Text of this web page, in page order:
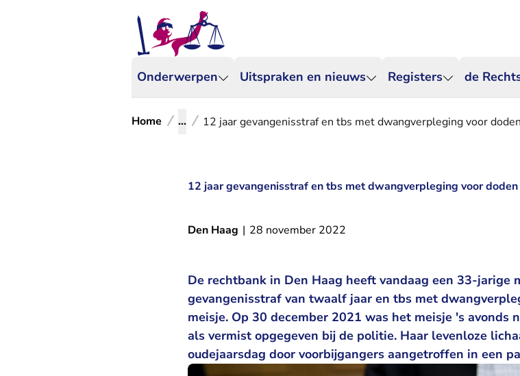
Onderwerpen Uitspraken en nieuws Registers de
Home ... 12 jaar gevangenisstraf en tbs met dwangverpleging voor
12 jaar gevangenisstraf en tbs met dwangverpleging voor
Den Haag | 28 november 2022
De rechtbank in Den Haag heeft vandaag een 33-jarige
gevangenisstraf van twaalf jaar en tbs met
meisje. Op 30 december 2021 was het meisje 's
als vermist opgegeven bij de politie. Haar levenloze
oudejaarsdag door voorbijgangers aangetroffen in een